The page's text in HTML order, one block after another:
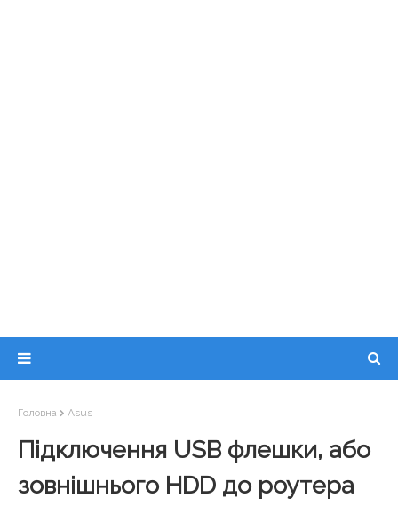
Головна Asus
Підключення USB флешки, або
зовнішнього HDD до роутера